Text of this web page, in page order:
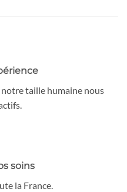
taille humaine nous
soins
la France.